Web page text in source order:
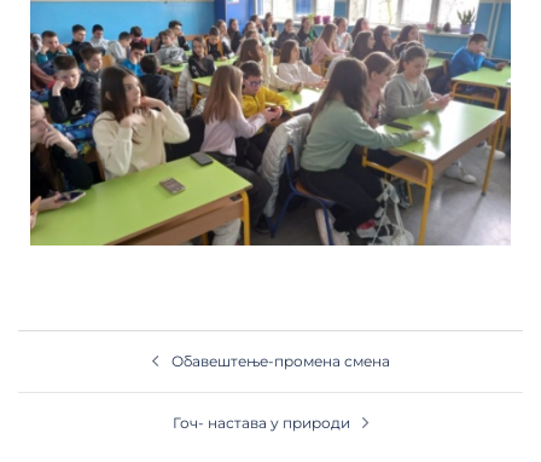
Обавештење-промена смена
Гоч- настава у природи